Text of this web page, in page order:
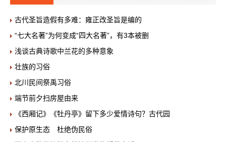
古代圣旨造假有多难：雍正改圣旨是编的
“七大名著”为何变成“四大名著”，有3本被删
浅谈古典诗歌中兰花的多种意象
壮族的习俗
北川民间祭禹习俗
端节前夕扫房屋由来
《西厢记》《牡丹亭》留下多少爱情诗句？古代园
保护原生态 杜绝伪民俗